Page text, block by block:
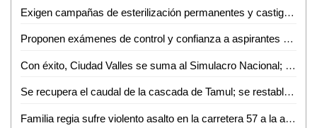
Exigen campañas de esterilización permanentes y castigo al abandono de mascotas en Valles
Proponen exámenes de control y confianza a aspirantes a cargos públicos
Con éxito, Ciudad Valles se suma al Simulacro Nacional; miles de ciudadanos participan
Se recupera el caudal de la cascada de Tamul; se restablecen condiciones en el Río Gallinas
Familia regia sufre violento asalto en la carretera 57 a la altura de Matehuala